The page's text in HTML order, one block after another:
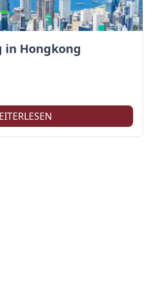
in Hongkong